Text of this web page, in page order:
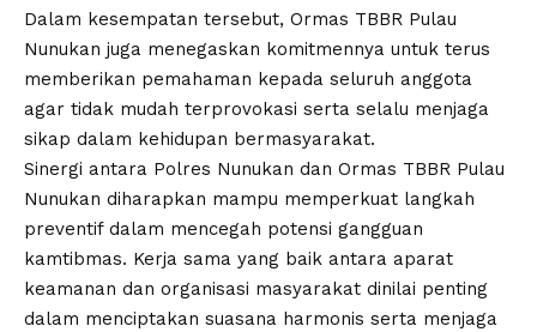
Dalam kesempatan tersebut, Ormas TBBR Pulau
Nunukan juga menegaskan komitmennya untuk terus
memberikan pemahaman kepada seluruh anggota
agar tidak mudah terprovokasi serta selalu menjaga
sikap dalam kehidupan bermasyarakat.
Sinergi antara Polres Nunukan dan Ormas TBBR Pulau
Nunukan diharapkan mampu memperkuat langkah
preventif dalam mencegah potensi gangguan
kamtibmas. Kerja sama yang baik antara aparat
keamanan dan organisasi masyarakat dinilai penting
dalam menciptakan suasana harmonis serta menjaga